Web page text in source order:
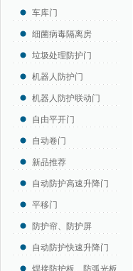
车库门
细菌病毒隔离房
垃圾处理防护门
机器人防护门
机器人防护联动门
自由平开门
自动卷门
新品推荐
自动防护高速升降门
平移门
防护帘、防护屏
自动防护快速升降门
焊接防护板、防弧光板